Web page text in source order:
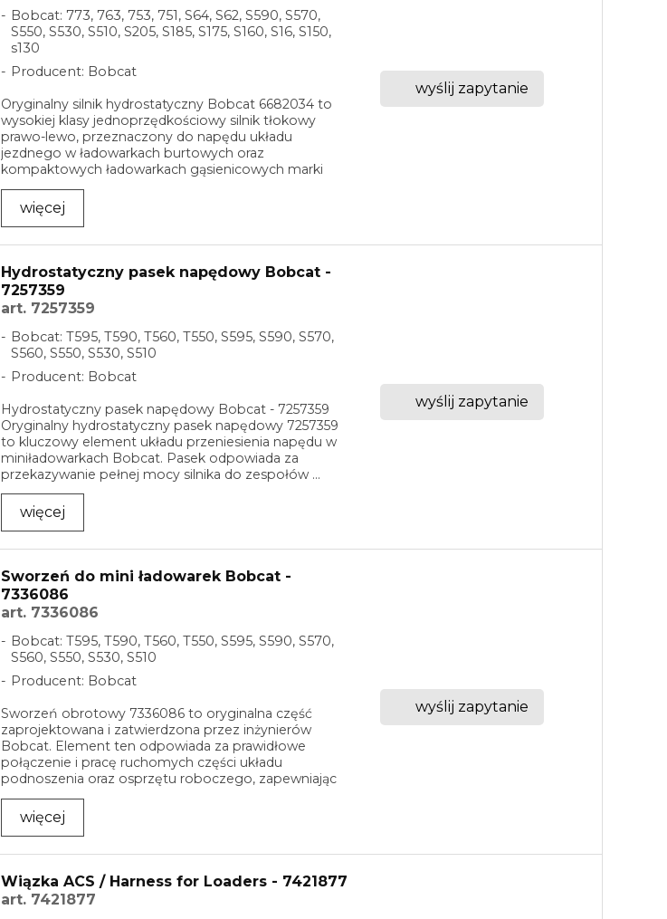
Bobcat: 773, 763, 753, 751, S64, S62, S590, S570,
S550, S530, S510, S205, S185, S175, S160, S16, S150,
s130
Producent: Bobcat
Oryginalny silnik hydrostatyczny Bobcat 6682034 to
wysokiej klasy jednoprzędkościowy silnik tłokowy
prawo-lewo, przeznaczony do napędu układu
jezdnego w ładowarkach burtowych oraz
kompaktowych ładowarkach gąsienicowych marki
Bobcat. Jest to ...
więcej
wyślij zapytanie
Hydrostatyczny pasek napędowy Bobcat -
7257359
art. 7257359
Bobcat: T595, T590, T560, T550, S595, S590, S570,
S560, S550, S530, S510
Producent: Bobcat
Hydrostatyczny pasek napędowy Bobcat - 7257359
Oryginalny hydrostatyczny pasek napędowy 7257359
to kluczowy element układu przeniesienia napędu w
miniładowarkach Bobcat. Pasek odpowiada za
przekazywanie pełnej mocy silnika do zespołów ...
więcej
wyślij zapytanie
Sworzeń do mini ładowarek Bobcat -
7336086
art. 7336086
Bobcat: T595, T590, T560, T550, S595, S590, S570,
S560, S550, S530, S510
Producent: Bobcat
Sworzeń obrotowy 7336086 to oryginalna część
zaprojektowana i zatwierdzona przez inżynierów
Bobcat. Element ten odpowiada za prawidłowe
połączenie i pracę ruchomych części układu
podnoszenia oraz osprzętu roboczego, zapewniając
trwałość, precyzję i ...
więcej
wyślij zapytanie
Wiązka ACS / Harness for Loaders - 7421877
art. 7421877